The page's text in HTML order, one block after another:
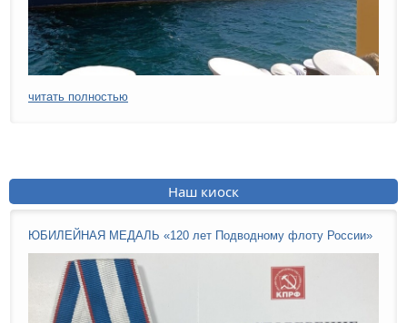
читать полностью
Наш киоск
ЮБИЛЕЙНАЯ МЕДАЛЬ «120 лет Подводному флоту России»